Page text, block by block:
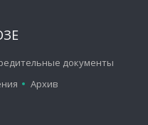
документы
Архив